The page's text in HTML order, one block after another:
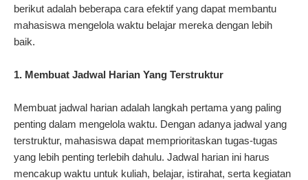
berikut adalah beberapa cara efektif yang dapat membantu
mahasiswa mengelola waktu belajar mereka dengan lebih
baik.
1. Membuat Jadwal Harian Yang Terstruktur
Membuat jadwal harian adalah langkah pertama yang paling
penting dalam mengelola waktu. Dengan adanya jadwal yang
terstruktur, mahasiswa dapat memprioritaskan tugas-tugas
yang lebih penting terlebih dahulu. Jadwal harian ini harus
mencakup waktu untuk kuliah, belajar, istirahat, serta kegiatan